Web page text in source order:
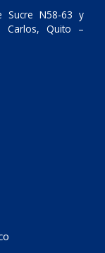
Sucre N58-63 y
Carlos, Quito –